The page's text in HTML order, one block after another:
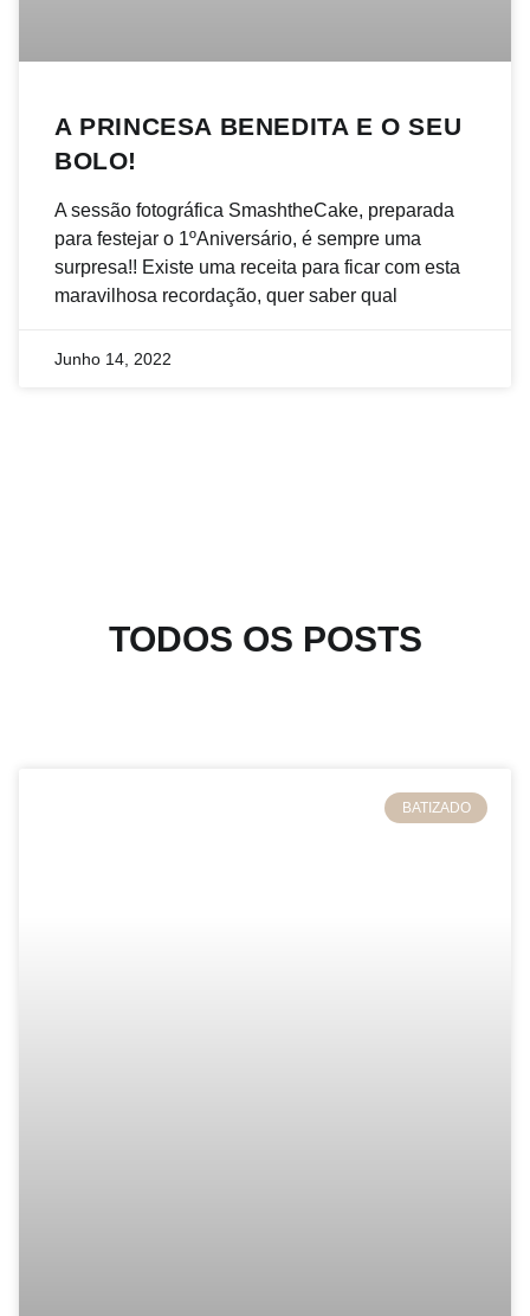
A PRINCESA BENEDITA E O SEU
BOLO!
A sessão fotográfica SmashtheCake, preparada
para festejar o 1ºAniversário, é sempre uma
surpresa!! Existe uma receita para ficar com esta
maravilhosa recordação, quer saber qual
Junho 14, 2022
TODOS OS POSTS
BATIZADO